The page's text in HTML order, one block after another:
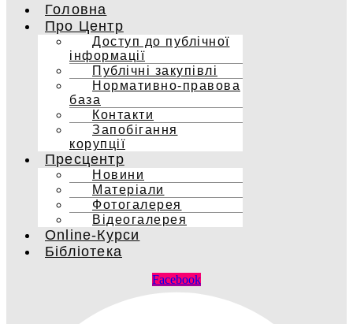
Головна
Про Центр
Доступ до публічної
інформації
Публічні закупівлі
Нормативно-правова
база
Контакти
Запобігання
корупції
Пресцентр
Новини
Матеріали
Фотогалерея
Відеогалерея
Online-Курси
Бібліотека
Facebook